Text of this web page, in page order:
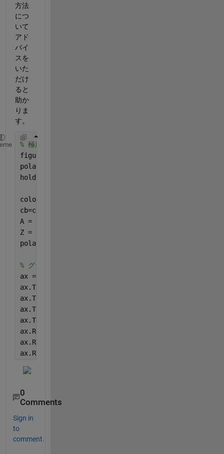
方法
につ
いて
アド
バイ
スを
いた
だけ
ると
助か
りま
す。
% 極座標プロット
figure;
polaraxes;
hold
colormap(jet)
cb=colorbar;
A = scatter(0,0,1700,
Z = linspace(0-1i,0+1i);
polarplot(Z,
% グラフの調整
ax = gca;
ax.ThetaDir =
ax.ThetaZeroLocation =
ax.ThetaTick = (0:2:24) * 15;
ax.ThetaTickLabel = ({
ax.RLim = [0, 6];
ax.RTick = (0:1:6);
ax.RTickLabel = ({
0
Comments
Sign in
to
comment.